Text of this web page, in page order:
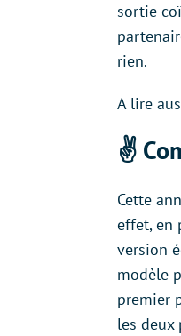
sortie
rien.
A lire
✌️
Cette
effet, en
version
modèle
premier
les deux